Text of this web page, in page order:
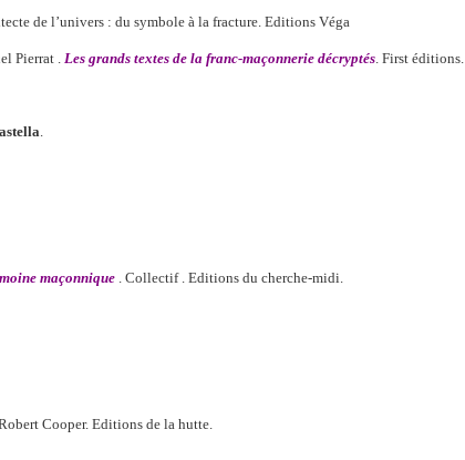
de l’univers : du symbole à la fracture. Editions Véga
Pierrat .Les grands textes de la franc-maçonnerie décryptés. First éditions.
.
maçonnique . Collectif . Editions du cherche-midi.
Cooper. Editions de la hutte.